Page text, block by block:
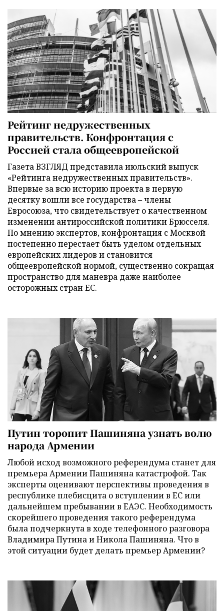
Рейтинг недружественных
правительств. Конфронтация с
Россией стала общеевропейской
Газета ВЗГЛЯД представила июльский выпуск
«Рейтинга недружественных правительств».
Впервые за всю историю проекта в первую
десятку вошли все государства – члены
Евросоюза, что свидетельствует о качественном
изменении антироссийской политики Брюсселя.
По мнению экспертов, конфронтация с Москвой
постепенно перестает быть уделом отдельных
европейских лидеров и становится
общеевропейской нормой, существенно сокращая
пространство для маневра даже наиболее
осторожных стран ЕС.
Путин торопит Пашиняна узнать волю
народа Армении
Любой исход возможного референдума станет для
премьера Армении Пашиняна катастрофой. Так
эксперты оценивают перспективы проведения в
республике плебисцита о вступлении в ЕС или
дальнейшем пребывании в ЕАЭС. Необходимость
скорейшего проведения такого референдума
была подчеркнута в ходе телефонного разговора
Владимира Путина и Никола Пашиняна. Что в
этой ситуации будет делать премьер Армении?